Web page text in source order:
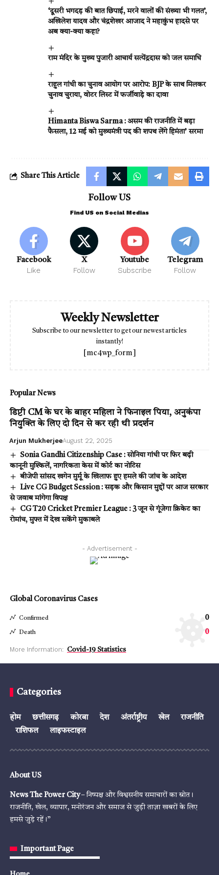
‘दूसरी भगदड़ की बात छिपाई, मरने वालों की संख्या भी गलत’,
अखिलेश यादव और चंद्रशेखर आजाद ने महाकुंभ हादसे पर
अब क्या-क्या कहा?
राम मंदिर के मुख्य पुजारी आचार्य सत्येंद्रदास को जल समाधि
राहुल गांधी का चुनाव आयोग पर आरोप: BJP के साथ मिलकर
चुनाव चुराया, वोटर लिस्ट में फर्जीवाड़े का दावा
Himanta Biswa Sarma : असम की राजनीति में बड़ा
फैसला, 12 मई को मुख्यमंत्री पद की शपथ लेंगे हिमंता’ सरमा
Share This Article
Follow US
Find US on Social Medias
Facebook
Like
X
Follow
Youtube
Subscribe
Telegram
Follow
Weekly Newsletter
Subscribe to our newsletter to get our newest articles
instantly!
[mc4wp_form]
Popular News
डिप्टी CM के घर के बाहर महिला ने फिनाइल पिया, अनुकंपा
नियुक्ति के लिए दो दिन से कर रही थी प्रदर्शन
Arjun MukherjeeAugust 22, 2025
Sonia Gandhi Citizenship Case : सोनिया गांधी पर फिर बढ़ी
कानूनी मुश्किलें, नागरिकता केस में कोर्ट का नोटिस
बीजेपी सांसद खगेन मुर्मू के खिलाफ हुए हमले की जांच के आदेश
Live CG Budget Session : सड़क और किसान मुद्दों पर आज सरकार
से जवाब मांगेगा विपक्ष
CG T20 Cricket Premier League : 3 जून से गूंजेगा क्रिकेट का
रोमांच, मुफ्त में देख सकेंगे मुकाबले
- Advertisement -
Global Coronavirus Cases
Confirmed 0
Death 0
More Information: Covid-19 Statistics
Categories
होम छत्तीसगढ़ कोरबा देश अंतर्राष्ट्रीय खेल
राजनीति
राशिफल
लाइफस्टाइल
About US
News The Power City– निष्पक्ष और विश्वसनीय समाचारों का स्रोत।
राजनीति, खेल, व्यापार, मनोरंजन और समाज से जुड़ी ताज़ा खबरों के लिए
हमसे जुड़े रहें।”
Important Page